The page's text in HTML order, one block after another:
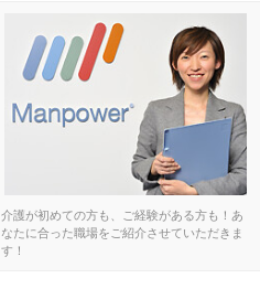
介護が初めての方も、ご経験がある方も！あ
なたに合った職場をご紹介させていただきま
す！